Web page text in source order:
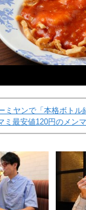
ミヤンで「本格ボトル
最安値120円のメン